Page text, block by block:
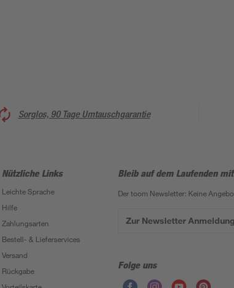
Sorglos, 90 Tage Umtauschgarantie
Nützliche Links
Leichte Sprache
Hilfe
Zahlungsarten
Bestell- & Lieferservices
Versand
Rückgabe
Bleib auf dem Laufenden
Der toom Newsletter: Keine
Zur Newsletter Anmeldung
Folge uns